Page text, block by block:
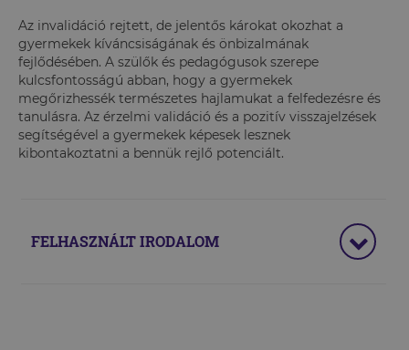
Az invalidáció rejtett, de jelentős károkat okozhat a
gyermekek kíváncsiságának és önbizalmának
fejlődésében. A szülők és pedagógusok szerepe
kulcsfontosságú abban, hogy a gyermekek
megőrizhessék természetes hajlamukat a felfedezésre és
tanulásra. Az érzelmi validáció és a pozitív visszajelzések
segítségével a gyermekek képesek lesznek
kibontakoztatni a bennük rejlő potenciált.
FELHASZNÁLT IRODALOM